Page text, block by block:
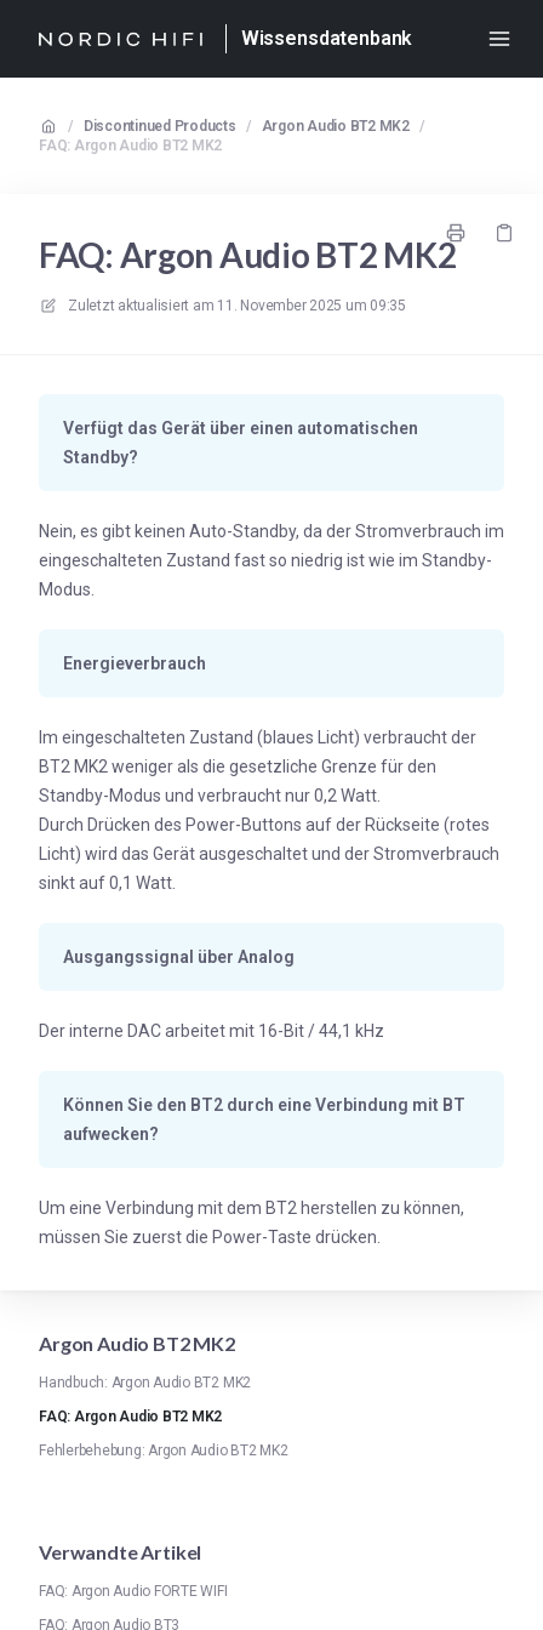
Wissensdatenbank
/ Discontinued Products / Argon Audio BT2 MK2 /
FAQ: Argon Audio BT2 MK2
FAQ: Argon Audio BT2 MK2
Zuletzt aktualisiert am 11. November 2025 um 09:35
Verfügt das Gerät über einen automatischen
Standby?
Nein, es gibt keinen Auto-Standby, da der Stromverbrauch im
eingeschalteten Zustand fast so niedrig ist wie im Standby-
Modus.
Energieverbrauch
Im eingeschalteten Zustand (blaues Licht) verbraucht der
BT2 MK2 weniger als die gesetzliche Grenze für den
Standby-Modus und verbraucht nur 0,2 Watt.
Durch Drücken des Power-Buttons auf der Rückseite (rotes
Licht) wird das Gerät ausgeschaltet und der Stromverbrauch
sinkt auf 0,1 Watt.
Ausgangssignal über Analog
Der interne DAC arbeitet mit 16-Bit / 44,1 kHz
Können Sie den BT2 durch eine Verbindung mit BT
aufwecken?
Um eine Verbindung mit dem BT2 herstellen zu können,
müssen Sie zuerst die Power-Taste drücken.
Argon Audio BT2 MK2
Handbuch: Argon Audio BT2 MK2
FAQ: Argon Audio BT2 MK2
Fehlerbehebung: Argon Audio BT2 MK2
Verwandte Artikel
FAQ: Argon Audio FORTE WIFI
FAQ: Argon Audio BT3